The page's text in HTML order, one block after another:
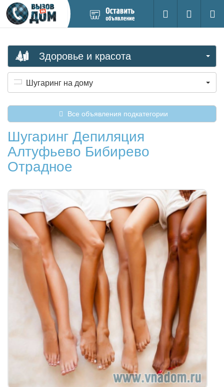
новое
Поиск
Вход на
Здоровье и красота
Шугаринг на дому
Все объявления подкатегории
Шугаринг Депиляция
Алтуфьево Бибирево
Отрадное